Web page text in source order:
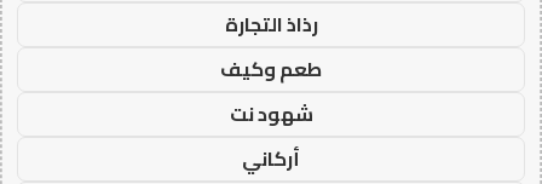
رذاذ التجارة
طعم وكيف
شهود نت
أركاني